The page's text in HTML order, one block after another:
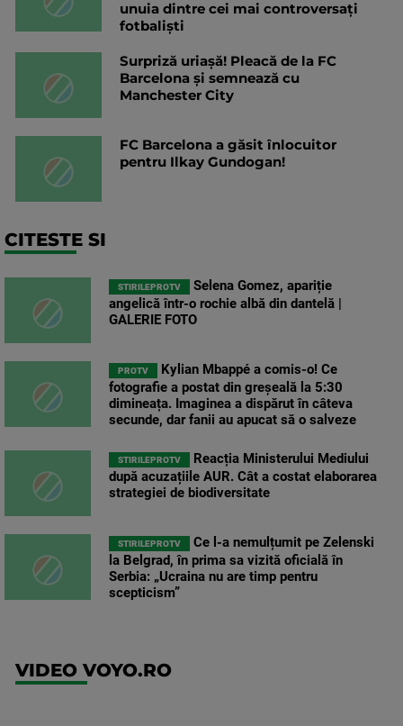
unuia dintre cei mai controversați
fotbaliști
Surpriză uriașă! Pleacă de la FC
Barcelona și semnează cu
Manchester City
FC Barcelona a găsit înlocuitor
pentru Ilkay Gundogan!
CITESTE SI
STIRILEPROTV
Selena Gomez, apariție
angelică într-o rochie albă din dantelă |
GALERIE FOTO
PROTV
Kylian Mbappé a comis-o! Ce
fotografie a postat din greșeală la 5:30
dimineața. Imaginea a dispărut în câteva
secunde, dar fanii au apucat să o salveze
STIRILEPROTV
Reacția Ministerului Mediului
după acuzațiile AUR. Cât a costat elaborarea
strategiei de biodiversitate
STIRILEPROTV
Ce l-a nemulțumit pe Zelenski
la Belgrad, în prima sa vizită oficială în
Serbia: „Ucraina nu are timp pentru
scepticism”
VIDEO VOYO.RO